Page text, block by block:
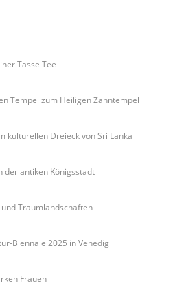
Tasse Tee
Tempel zum Heiligen Zahntempel
kulturellen Dreieck von Sri Lanka
der antiken Königsstadt
Traumlandschaften
Biennale 2025 in Venedig
Frauen